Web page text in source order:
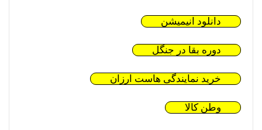
دانلود انیمیشن
دوره بقا در جنگل
خرید نمایندگی هاست ارزان
وطن کالا